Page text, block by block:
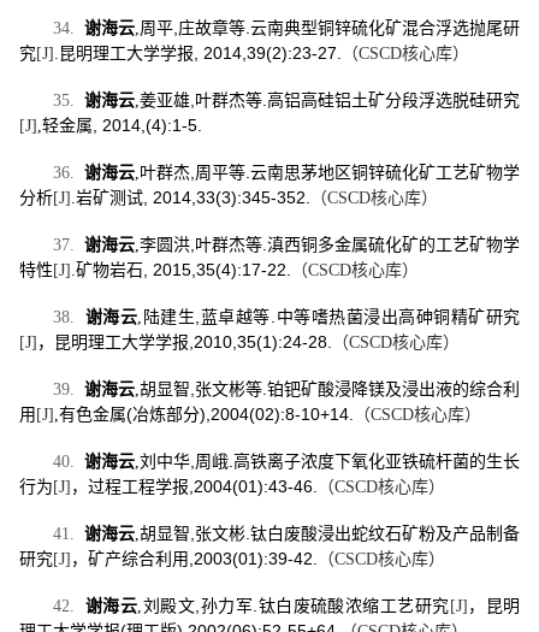
34. 谢海云,周平,庄故章等.云南典型铜锌硫化矿混合浮选抛尾研
究[J] . 昆明理工大学学报, 2014,39(2):23-27. （CSCD核心库）
35. 谢海云,姜亚雄, 叶群杰等 .高铝高硅铝土矿分段浮选脱硅研究
[J] ,轻金属 , 2014,(4):1-5.
36. 谢海云,叶群杰, 周平等 云南思茅地区铜锌硫化矿工艺矿物学
分析[J] .岩矿测试, 2014,33(3):345-352. （CSCD核心库）
37. 谢海云,李圆洪, 叶群杰等 .滇西铜多金属硫化矿的工艺矿物学
特性 [J] .矿物岩石, 2015,35(4):17-22. （CSCD核心库）
38. 谢海云 陆建生 蓝卓越等 中等嗜热菌浸出高砷铜精矿研究
[J] ，昆明理工大学学报 ,2010,35(1):24-28. （CSCD核心库）
39. 谢海云, 胡显智 张文彬等 .铂钯矿酸浸降镁及浸出液的综合利
用 [J] 有色金属(冶炼部分),2004(02):8-10+14. （CSCD核心库）
40. 谢海云, 刘中华, 周峨. 高铁离子浓度下氧化亚铁硫杆菌的生长
行为[J] ，过程工程学报 ,2004(01):43-46. （CSCD核心库）
41. 谢海云, 胡显智 张文彬 钛白废酸浸出蛇纹石矿粉及产品制备
研究[J] ，矿产综合利用 ,2003(01):39-42. （CSCD核心库）
42. 谢海云 刘殿文 孙力军 钛白废硫酸浓缩工艺研究[J] ，昆明